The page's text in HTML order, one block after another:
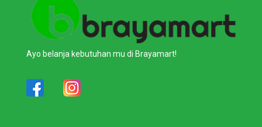
Ayo belanja kebutuhan mu di Brayamart!